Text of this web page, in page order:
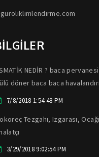
NEDİR ? baca
döner baca baca
7/8/2018 1:54:48 PM
Tezgahı, Izgarası,
3/29/2018 9:02:54 PM